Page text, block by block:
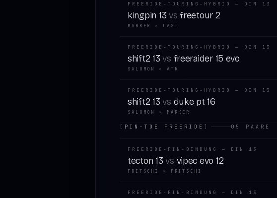
FREERIDE-TOURING-HYBRID — DIN 13
kingpin 13 vs freetour 2
MARKER × CAST
FREERIDE-TOURING-HYBRID — DIN 13
shift2 13 vs freeraider 15 evo
SALOMON × ATK
FREERIDE-TOURING-HYBRID — DIN 13
shift2 13 vs duke pt 16
SALOMON × MARKER
[ PIN-TOE FREERIDE ] 05 PAARE
FREERIDE-PIN-BINDUNG — DIN 13
tecton 13 vs vipec evo 12
FRITSCHI × FRITSCHI
FREERIDE-PIN-BINDUNG — DIN 13